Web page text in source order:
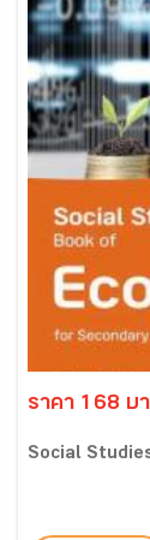
ราคา 168 บ
Social